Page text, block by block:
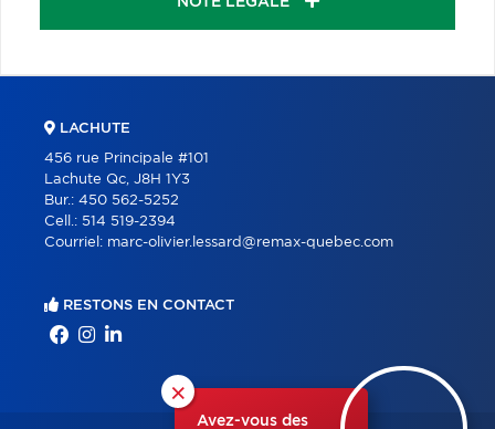
×
Avez-vous des
LACHUTE
456 rue Principale #101
Lachute Qc, J8H 1Y3
Bur.: 450 562-5252
Cell.: 514 519-2394
Courriel: marc-olivier.lessard@remax-quebec.com
RESTONS EN CONTACT